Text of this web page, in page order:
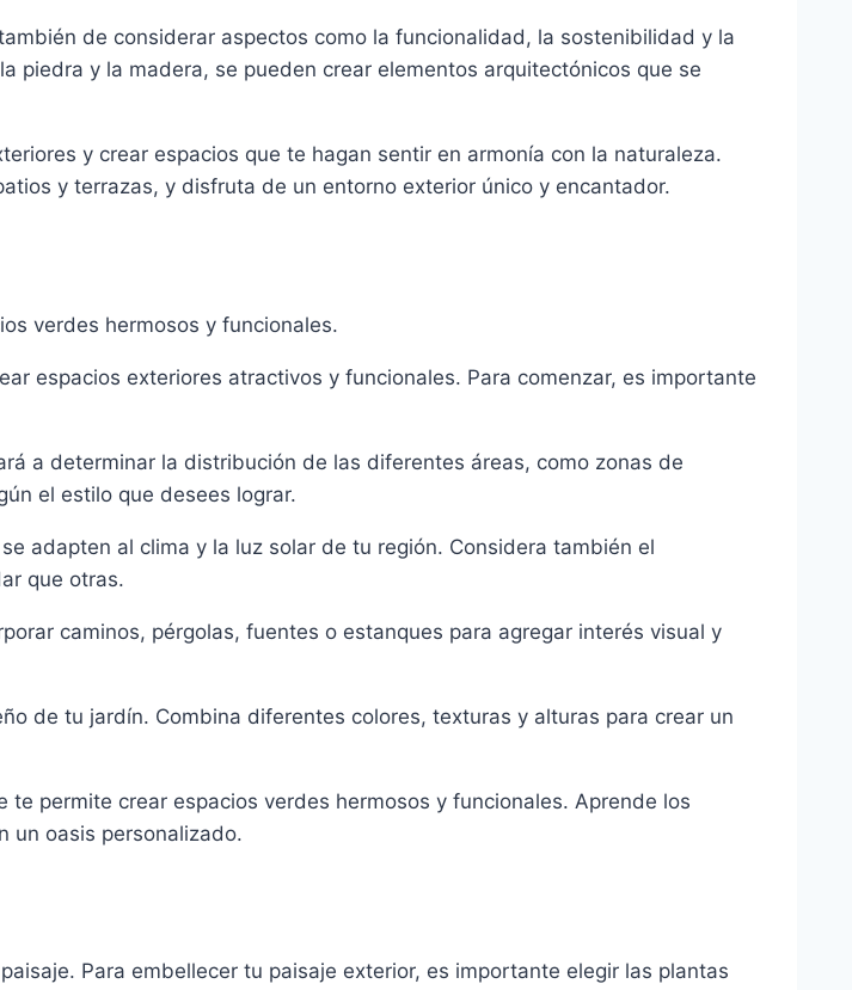
de considerar aspectos como la funcionalidad, la sostenibilidad y la
piedra y la madera, se pueden crear elementos arquitectónicos que se
y crear espacios que te hagan sentir en armonía con la naturaleza.
y terrazas, y disfruta de un entorno exterior único y encantador.
verdes hermosos y funcionales.
espacios exteriores atractivos y funcionales. Para comenzar, es importante
a determinar la distribución de las diferentes áreas, como zonas de
el estilo que desees lograr.
adapten al clima y la luz solar de tu región. Considera también el
que otras.
caminos, pérgolas, fuentes o estanques para agregar interés visual y
de tu jardín. Combina diferentes colores, texturas y alturas para crear un
permite crear espacios verdes hermosos y funcionales. Aprende los
un oasis personalizado.
Para embellecer tu paisaje exterior, es importante elegir las plantas